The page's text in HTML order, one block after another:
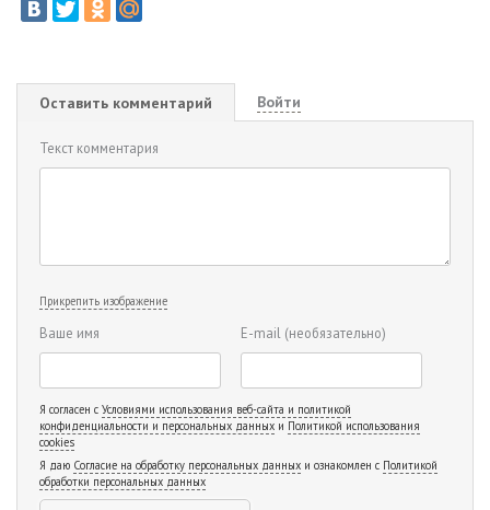
Оставить комментарий Войти
Текст комментария
Прикрепить изображение
Ваше имя E-mail (необязательно)
Я согласен с Условиями использования веб-сайта и политикой
конфиденциальности и персональных данных и Политикой использования
cookies
Я даю Согласие на обработку персональных данных и ознакомлен с Политикой
обработки персональных данных